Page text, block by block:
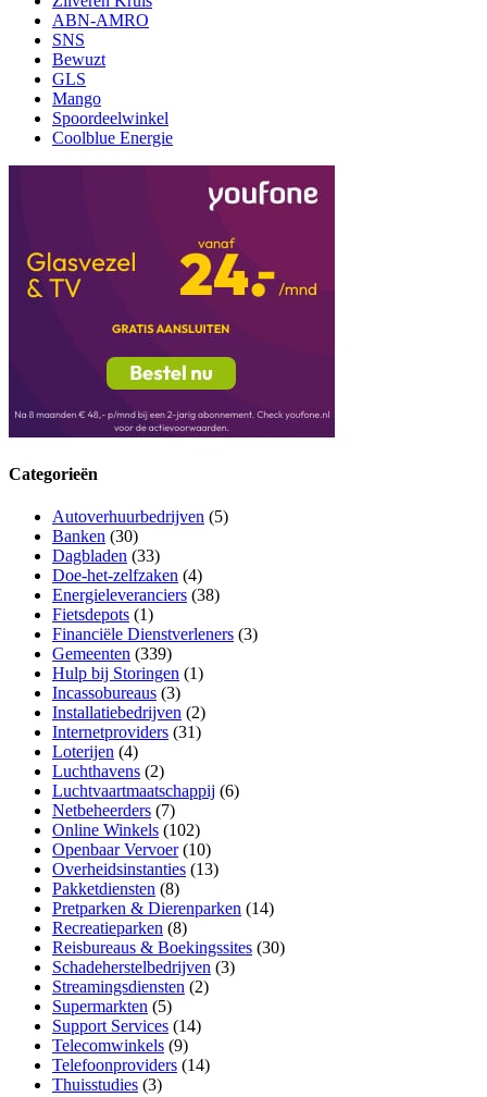
ABN-AMRO
SNS
Bewuzt
GLS
Mango
Spoordeelwinkel
Coolblue Energie
Categorieën
Autoverhuurbedrijven (5)
Banken (30)
Dagbladen (33)
Doe-het-zelfzaken (4)
Energieleveranciers (38)
Fietsdepots (1)
Financiële Dienstverleners (3)
Gemeenten (339)
Hulp bij Storingen (1)
Incassobureaus (3)
Installatiebedrijven (2)
Internetproviders (31)
Loterijen (4)
Luchthavens (2)
Luchtvaartmaatschappij (6)
Netbeheerders (7)
Online Winkels (102)
Openbaar Vervoer(10)
Overheidsinstanties (13)
Pakketdiensten (8)
Pretparken & Dierenparken (14)
Recreatieparken (8)
Reisbureaus & Boekingssites (30)
Schadeherstelbedrijven (3)
Streamingsdiensten (2)
Supermarkten (5)
Support Services (14)
Telecomwinkels (9)
Telefoonproviders (14)
Thuisstudies (3)